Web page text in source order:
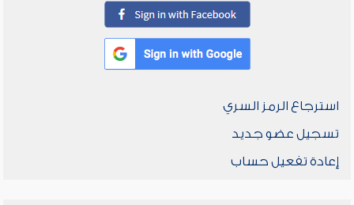
استرجاع الرمز السري
تسجيل عضو جديد
إعادة تفعيل حساب